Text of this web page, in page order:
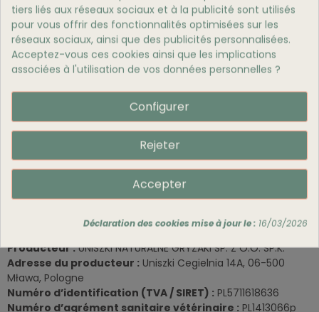
En choisissant ces pattes de poulet soufflées, vous proposez
à votre chien unefriandise saine, savoureuse et
adaptée à ses besoins nutritionnels et
comportementaux .
Informations Réglementaires
Type de produit :Matière première pour aliments des
Producteur :UNISZKI NATURALNE GRYZAKI SP. Z O.O. SP.K.
Adresse du producteur : Uniszki Cegielnia 14A, 06-500
Mława, Pologne
Numéro d’identification (TVA / SIRET) : PL5711618636
Numéro d’agrément sanitaire vétérinaire : PL1413066p
tiers liés aux réseaux sociaux et à la publicité sont utilisés
pour vous offrir des fonctionnalités optimisées sur les
réseaux sociaux, ainsi que des publicités personnalisées.
Acceptez-vous ces cookies ainsi que les implications
associées à l'utilisation de vos données personnelles ?
Configurer
Rejeter
Accepter
Déclaration des cookies mise à jour le : 16/03/2026